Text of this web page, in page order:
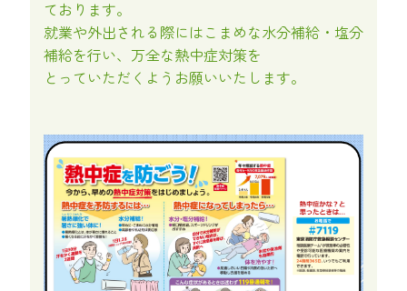
ております。
就業や外出される際にはこまめな水分補給・塩分
補給を行い、万全な熱中症対策を
とっていただくようお願いいたします。